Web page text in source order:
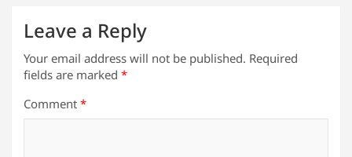
Leave a Reply
Your email address will not be published. Required
fields are marked *
Comment *